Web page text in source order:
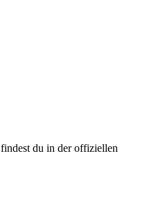
du in der offiziellen